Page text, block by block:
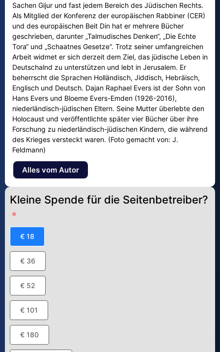
Sachen Gijur und fast jedem Bereich des Jüdischen Rechts.
Als Mitglied der Konferenz der europäischen Rabbiner (CER)
und des europäischen Beit Din hat er mehrere Bücher
geschrieben, darunter „Talmudisches Denken“, „Die Echte
Tora“ und „Schaatnes Gesetze“. Trotz seiner umfangreichen
Arbeit widmet er sich derzeit dem Ziel, das jüdische Leben in
Deutschalnd zu unterstützen und lebt in Jerusalem. Er
beherrscht die Sprachen Holländisch, Jiddisch, Hebräisch,
Englisch und Deutsch. Dajan Raphael Evers ist der Sohn von
Hans Evers und Bloeme Evers-Emden (1926-2016),
niederländisch-jüdischen Eltern. Seine Mutter überlebte den
Holocaust und veröffentlichte später vier Bücher über ihre
Forschung zu niederländisch-jüdischen Kindern, die während
des Krieges versteckt waren. (Foto gemacht von: J.
Feldmann)
Alles vom Autor
Kleine Spende für die Seitenbetreiber?
€ 18
€ 36
€ 52
€ 101
€ 180